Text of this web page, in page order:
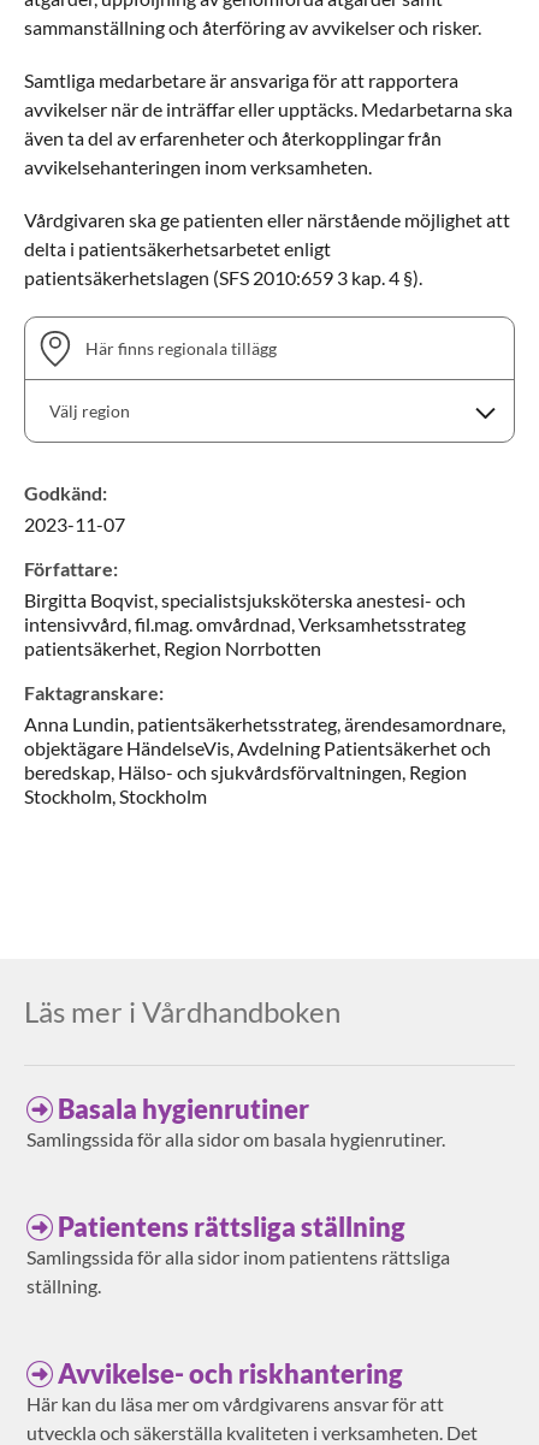
sammanställning och återföring av avvikelser och risker.
Samtliga medarbetare är ansvariga för att rapportera
avvikelser när de inträffar eller upptäcks. Medarbetarna ska
även ta del av erfarenheter och återkopplingar från
avvikelsehanteringen inom verksamheten.
Vårdgivaren ska ge patienten eller närstående möjlighet att
delta i patientsäkerhetsarbetet enligt
patientsäkerhetslagen (SFS 2010:659 3 kap. 4 §).
Här finns regionala tillägg
Välj region
Uppsala län
Välj en region för att visa tillägg
Visa tillägg
Godkänd:
2023-11-07
Författare:
Birgitta Boqvist,specialistsjuksköterska anestesi- och
intensivvård, fil.mag. omvårdnad, Verksamhetsstrateg
patientsäkerhet, Region Norrbotten
Faktagranskare:
Anna Lundin, patientsäkerhetsstrateg, ärendesamordnare,
objektägare HändelseVis,Avdelning Patientsäkerhet och
beredskap, Hälso- och sjukvårdsförvaltningen, Region
Stockholm,Stockholm
Läs mer i Vårdhandboken
Basala hygienrutiner
Samlingssida för alla sidor om basala hygienrutiner.
Patientens rättsliga ställning
Samlingssida för alla sidor inom patientens rättsliga
ställning.
Avvikelse- och riskhantering
Här kan du läsa mer om vårdgivarens ansvar för att
utveckla och säkerställa kvaliteten i verksamheten. Det